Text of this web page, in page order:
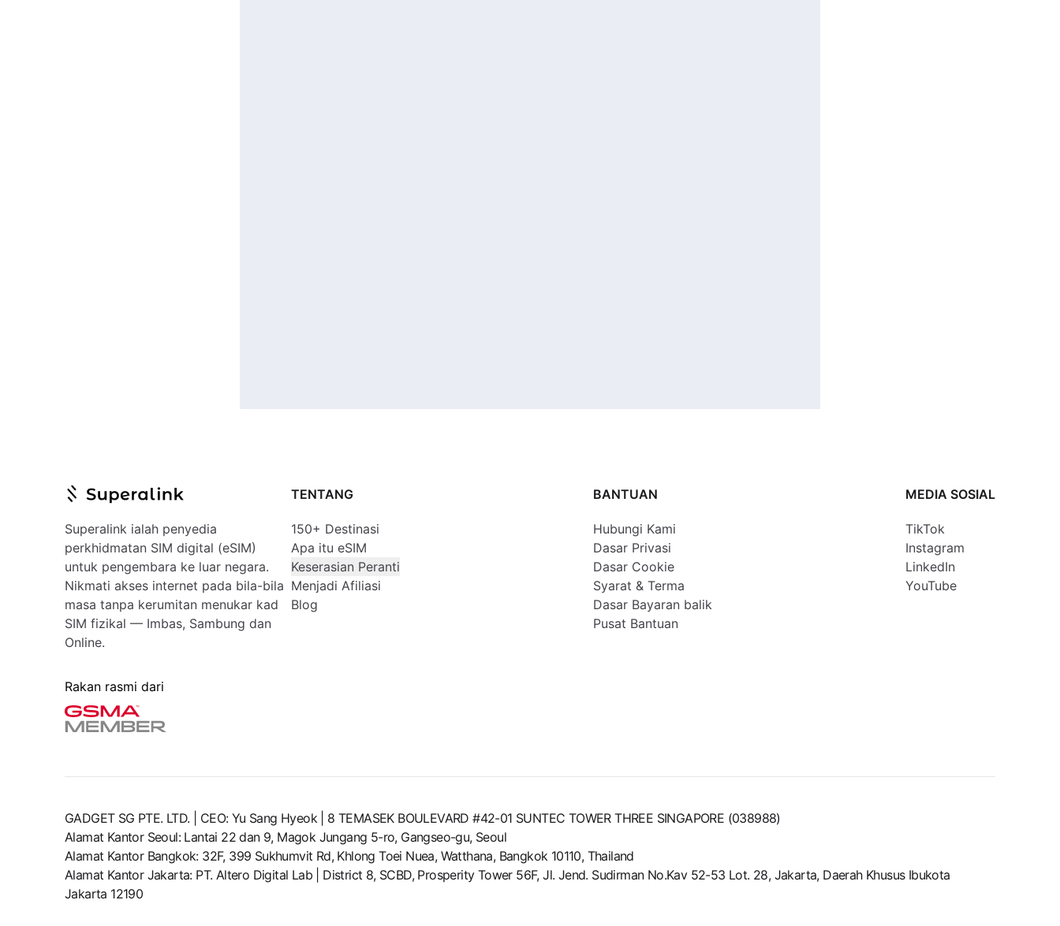
Superalink ialah penyedia
perkhidmatan SIM digital (eSIM)
untuk pengembara ke luar negara.
Nikmati akses internet pada bila-bila
masa tanpa kerumitan menukar kad
SIM fizikal — Imbas, Sambung dan
Online.
Rakan rasmi dari
TENTANG
150+ Destinasi
Apa itu eSIM
Keserasian Peranti
Menjadi Afiliasi
Blog
BANTUAN
Hubungi Kami
Dasar Privasi
Dasar Cookie
Syarat & Terma
Dasar Bayaran balik
Pusat Bantuan
MEDIA SOSIAL
TikTok
Instagram
LinkedIn
YouTube
GADGET SG PTE. LTD. | CEO: Yu Sang Hyeok | 8 TEMASEK BOULEVARD #42-01 SUNTEC TOWER THREE SINGAPORE (038988)
Alamat Kantor Seoul: Lantai 22 dan 9, Magok Jungang 5-ro, Gangseo-gu, Seoul
Alamat Kantor Bangkok: 32F, 399 Sukhumvit Rd, Khlong Toei Nuea, Watthana, Bangkok 10110, Thailand
Alamat Kantor Jakarta: PT. Altero Digital Lab | District 8, SCBD, Prosperity Tower 56F, Jl. Jend. Sudirman No.Kav 52-53 Lot. 28, Jakarta, Daerah Khusus Ibukota
Jakarta 12190